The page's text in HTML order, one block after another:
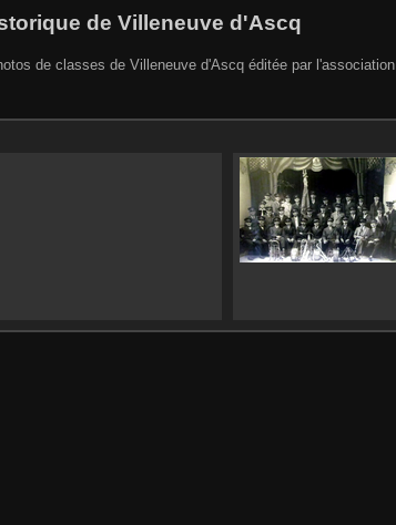
de Villeneuve d'Ascq
de classes de Villeneuve d'Ascq éditée par l'association